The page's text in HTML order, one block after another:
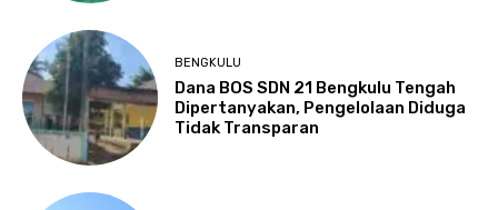
BENGKULU
Dana BOS SDN 21 Bengkulu Tengah
Dipertanyakan, Pengelolaan Diduga
Tidak Transparan